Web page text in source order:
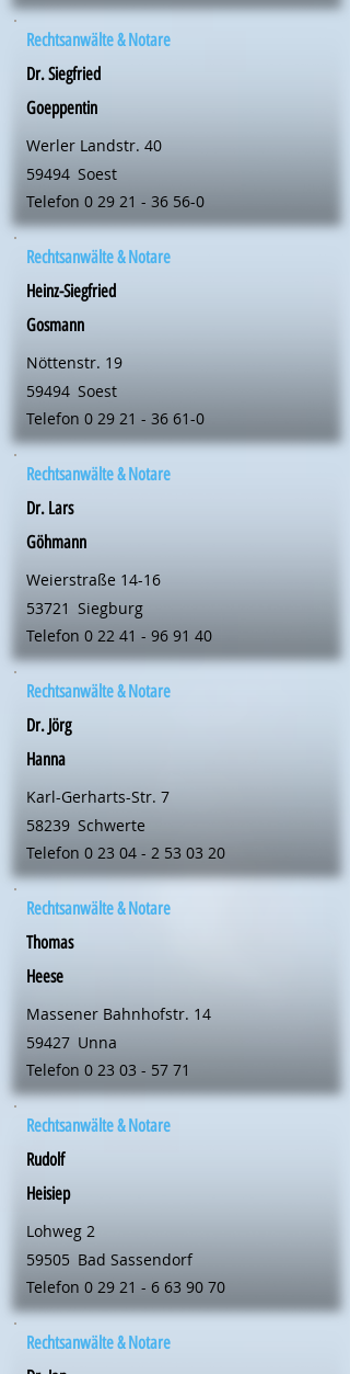
Rechtsanwälte & Notare
Dr. Siegfried
Goeppentin
Werler Landstr. 40
59494 Soest
Telefon 0 29 21 - 36 56-0
Rechtsanwälte & Notare
Heinz-Siegfried
Gosmann
Nöttenstr. 19
59494 Soest
Telefon 0 29 21 - 36 61-0
Rechtsanwälte & Notare
Dr. Lars
Göhmann
Weierstraße 14-16
53721 Siegburg
Telefon 0 22 41 - 96 91 40
Rechtsanwälte & Notare
Dr. Jörg
Hanna
Karl-Gerharts-Str. 7
58239 Schwerte
Telefon 0 23 04 - 2 53 03 20
Rechtsanwälte & Notare
Thomas
Heese
Massener Bahnhofstr. 14
59427 Unna
Telefon 0 23 03 - 57 71
Rechtsanwälte & Notare
Rudolf
Heisiep
Lohweg 2
59505 Bad Sassendorf
Telefon 0 29 21 - 6 63 90 70
Rechtsanwälte & Notare